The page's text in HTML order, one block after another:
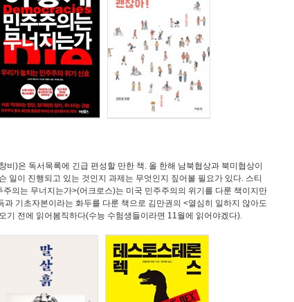
비)은 독서목록에 긴급 편성할 만한 책. 올 한해 남북협상과 북미협상이
일이 진행되고 있는 것인지 과제는 무엇인지 짚어볼 필요가 있다. 스티
의는 무너지는가>(어크로스)는 미국 민주주의의 위기를 다룬 책이지만
과 기초자본이라는 화두를 다룬 책으로 김만권의 <열심히 일하지 않아도
기 전에 읽어봄직하다(수능 수험생들이라면 11월에 읽어야겠다).